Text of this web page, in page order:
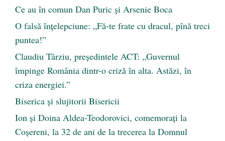
Ce au în comun Dan Puric şi Arsenie Boca
O falsă înțelepciune: „Fă-te frate cu dracul, pînă treci
puntea!”
Claudiu Târziu, președintele ACT: „Guvernul
împinge România dintr-o criză în alta. Astăzi, în
criza energiei.”
Biserica și slujitorii Bisericii
Ion și Doina Aldea-Teodorovici, comemorați la
Coșereni, la 32 de ani de la trecerea la Domnul